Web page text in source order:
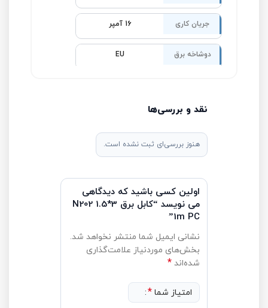
جریان کاری 16 آمپر
دوشاخه برق EU
نقد و بررسی‌ها
هنوز بررسی‌ای ثبت نشده است.
اولین کسی باشید که دیدگاهی
می نویسد “کابل برق N202 1.5*3
1m PC”
نشانی ایمیل شما منتشر نخواهد شد.
بخش‌های موردنیاز علامت‌گذاری
شده‌اند *
امتیاز شما *